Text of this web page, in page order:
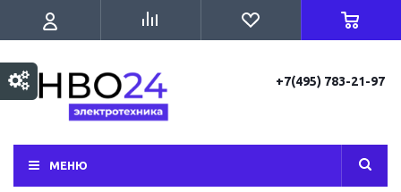
+7(495) 783-21-97
МЕНЮ